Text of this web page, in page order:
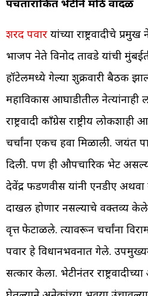
शरद पवार यांच्या राष्ट्रवादीचे
भाजप नेते विनोद तावडे यांची
हॉटेलमध्ये गेल्या शुक्रवारी बैठक
महाविकास आघाडीतील नेत्यांनाही
राष्ट्रवादी काँग्रेस राष्ट्रीय
चर्चांना एकच हवा मिळाली. जयंत
दिली. पण ही औपचारिक भेट
देवेंद्र फडणवीस यांनी एनडीए
दाखल होणार नसल्याचे वक्तव्य केले.
वृत्त फेटाळले. त्यावरून चर्चांना
पवार हे विधानभवनात गेले.
सत्कार केला. भेटीनंतर